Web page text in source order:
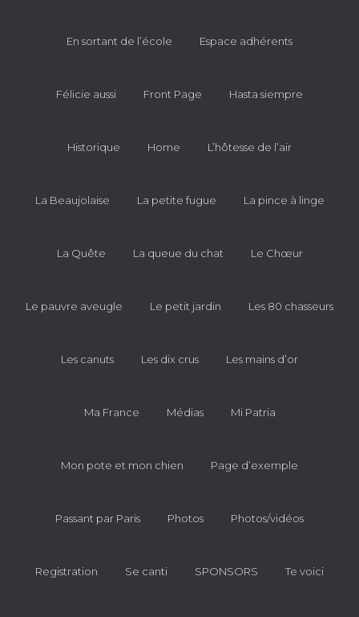
En sortant de l’école Espace adhérents
Félicie aussi Front Page Hasta siempre
Historique Home L’hôtesse de l’air
La Beaujolaise La petite fugue La pince à linge
La Quête La queue du chat Le Chœur
Le pauvre aveugle Le petit jardin Les 80 chasseurs
Les canuts Les dix crus Les mains d’or
Ma France Médias Mi Patria
Mon pote et mon chien Page d’exemple
Passant par Paris Photos Photos/vidéos
Registration Se canti SPONSORS Te voici